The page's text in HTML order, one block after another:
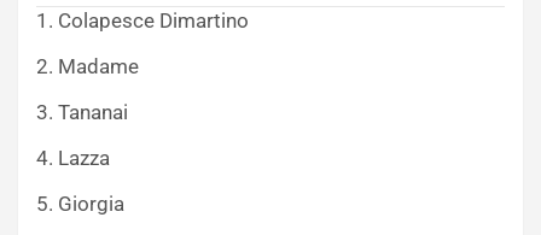
1. Colapesce Dimartino
2. Madame
3. Tananai
4. Lazza
5. Giorgia